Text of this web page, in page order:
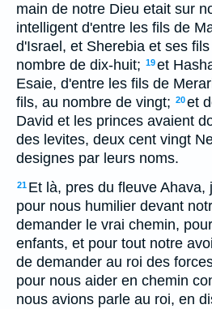
main de notre Dieu etait sur
intelligent d'entre les fils de
d'Israel, et Sherebia et ses
nombre de dix-huit; 19et
Esaie, d'entre les fils de
fils, au nombre de vingt; 20et
David et les princes avaient
des levites, deux cent vingt
designes par leurs noms.
21 Et là, pres du fleuve Ahava,
pour nous humilier devant
demander le vrai chemin,
enfants, et pour tout notre
de demander au roi des
pour nous aider en chemin
nous avions parle au roi, en